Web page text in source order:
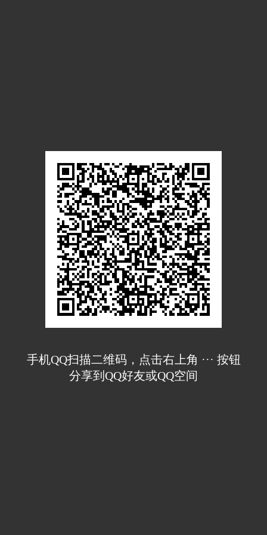
手机QQ扫描二维码，点击右上角 ··· 按钮
分享到QQ好友或QQ空间